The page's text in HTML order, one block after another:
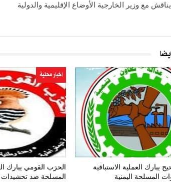
مع وزير الخارجية الأوضاع الإقليمية والدولية
يبارك العملية الاستباقية
المسلحة اليمنية
اخبار محلية
الحزب القومي يبارك
المسلحة ضد تحشيدات